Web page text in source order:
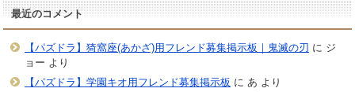
最近のコメント
【パズドラ】猗窩座(あかざ)用フレンド募集掲示板｜鬼滅の刃 に ジ
ョー より
【パズドラ】学園キオ用フレンド募集掲示板 に あ より